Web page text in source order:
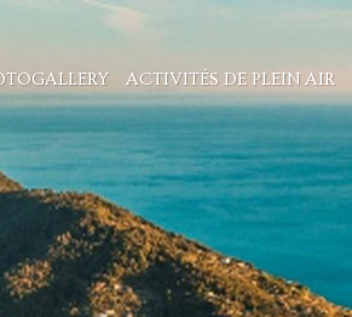
ACTIVITÉS DE PLEIN AIR